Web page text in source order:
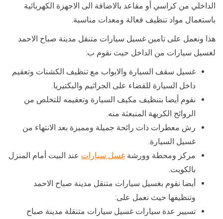
الداخلي من كراسي أو مقاعد بالاضافة الى الاجهزة الكهربائية
باستعمال مواد تنظيف فعالة ومعدات مناسبة.
هذا ونعمل على تامين غسيل سيارات متنقل مدينة صباح الاحمد
لغسيل سيارات من الداخل حيث نقوم ب:
غسيل سقف السيارة والابواب مع تنظيف الكشنات وتعقيم
داخل السيارة للقضاء على الجراثيم والبكتيريا.
نقوم أيضا بتنظيف مكيف السيارة وتعقيمه للتخلص من
الروائح الكريهة المنبعثة منه.
رش معطرات ذات رائحة جميلة ومميزة بعد الانتهاء من
غسيل السيارة.
مركز ومحطة وورشة غسل سيارات عند البيت أمام المنزل
بالكويت.
أيضا نقوم بغسيل سيارات متنقل مدينة صباح الاحمد
وتنظيفها حيث نعمل على:
تسيير عدة سيارات غسيل سيارات متنقلة مدينة صباح